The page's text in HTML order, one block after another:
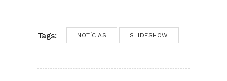
Tags: NOTÍCIAS SLIDESHOW